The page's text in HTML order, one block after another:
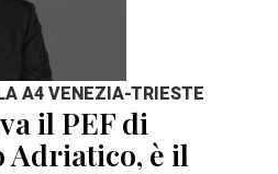
A4 VENEZIA-TRIESTE
il PEF di
Adriatico, è il